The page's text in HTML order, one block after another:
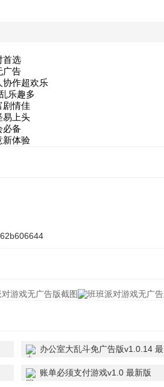
首选
广告
协作超欢乐
乐趣多
剧情佳
易上头
必备
新体验
办公室大乱斗免广告版v1.0.14 最
账单必须支付游戏v1.0 最新版